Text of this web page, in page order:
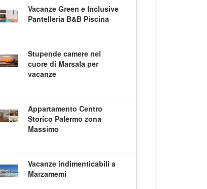
Vacanze Green e Inclusive
Pantelleria B&B Piscina
Stupende camere nel
cuore di Marsala per
vacanze
Appartamento Centro
Storico Palermo zona
Massimo
Vacanze indimenticabili a
Marzamemi